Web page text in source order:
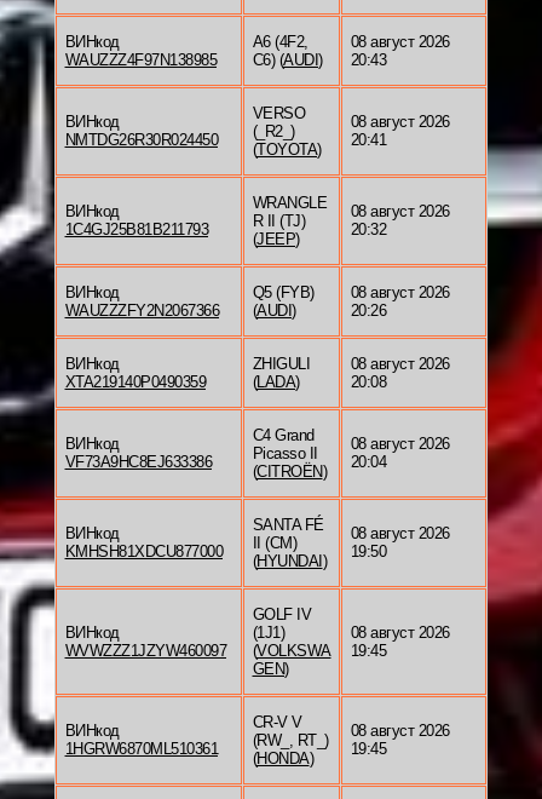
ВИНкод
WAUZZZ4F97N138985
A6 (4F2,
C6) (AUDI )
08 август 2026
20:43
ВИНкод
NMTDG26R30R024450
VERSO
(_R2_)
(TOYOTA)
08 август 2026
20:41
ВИНкод
1C4GJ25B81B211793
WRANGLE
R II (TJ)
(JEEP)
08 август 2026
20:32
ВИНкод
WAUZZZFY2N2067366
Q5 (FYB)
(AUDI )
08 август 2026
20:26
ВИНкод
XTA219140P0490359
ZHIGULI
(LADA)
08 август 2026
20:08
ВИНкод
VF73A9HC8EJ633386
C4 Grand
Picasso II
(CITROËN)
08 август 2026
20:04
ВИНкод
KMHSH81XDCU877000
SANTA FÉ
II (CM)
(HYUNDAI )
08 август 2026
19:50
ВИНкод
WVWZZZ1JZYW460097
GOLF IV
(1J1)
(VOLKSWA
GEN)
08 август 2026
19:45
ВИНкод
1HGRW6870ML510361
CR-V V
(RW_, RT_)
(HONDA)
08 август 2026
19:45